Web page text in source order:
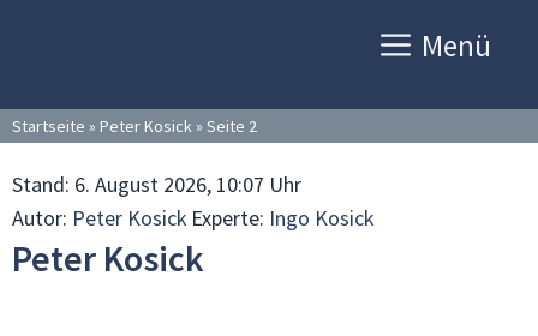
Menü
Startseite » Peter Kosick » Seite 2
Stand: 6. August 2026, 10:07 Uhr
Autor: Peter Kosick Experte: Ingo Kosick
Peter Kosick